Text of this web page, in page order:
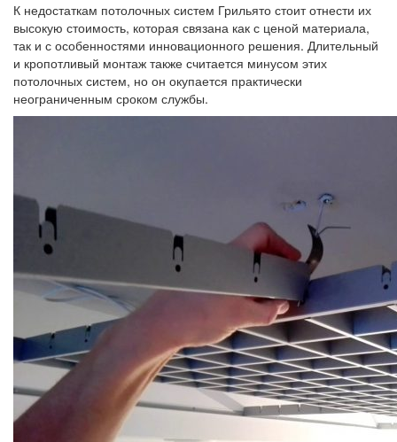
К недостаткам потолочных систем Грильято стоит отнести их
высокую стоимость, которая связана как с ценой материала,
так и с особенностями инновационного решения. Длительный
и кропотливый монтаж также считается минусом этих
потолочных систем, но он окупается практически
неограниченным сроком службы.